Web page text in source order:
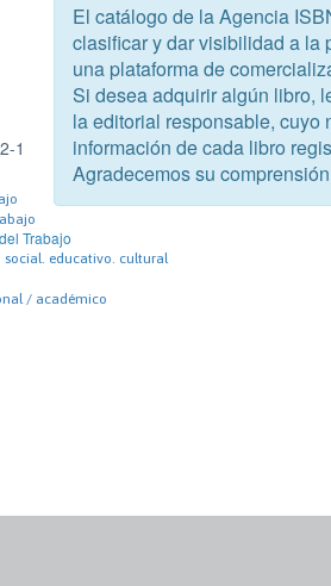
1
Trabajo
social. educativo. cultural
/ académico
El catálogo de la Agencia
clasificar y dar visibilidad a la
una plataforma de
Si desea adquirir algún libro,
la editorial responsable, cuyo
información de cada libro
Agradecemos su